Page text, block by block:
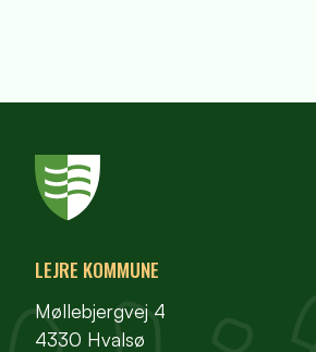
LEJRE KOMMUNE
Møllebjergvej 4
4330 Hvalsø